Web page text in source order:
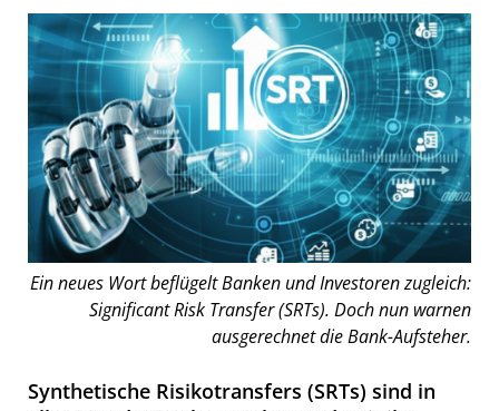
Ein neues Wort beflügelt Banken und Investoren zugleich:
Significant Risk Transfer (SRTs). Doch nun warnen
ausgerechnet die Bank-Aufsteher.
Synthetische Risikotransfers (SRTs) sind in